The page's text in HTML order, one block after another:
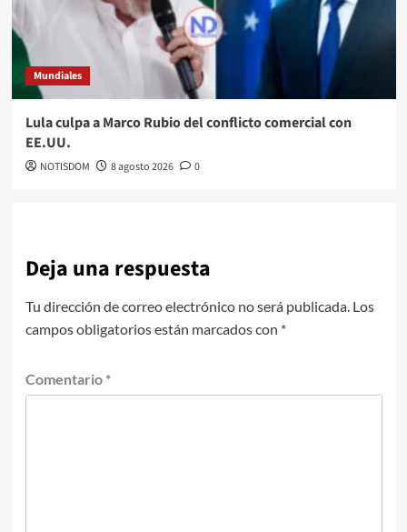
Mundiales
Lula culpa a Marco Rubio del conflicto comercial con
EE.UU.
NOTISDOM 8 agosto 2026 0
Deja una respuesta
Tu dirección de correo electrónico no será publicada. Los
campos obligatorios están marcados con *
Comentario *